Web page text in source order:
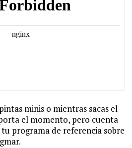
minis o mientras sacas el
el momento, pero cuenta
programa de referencia sobre